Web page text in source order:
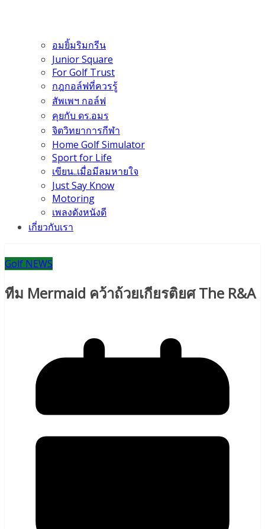
อมยิ้มริมกรีน
Junior Square
For Golf Trust
กฎกอล์ฟที่ควรรู้
สัพเพฯ กอล์ฟ
คุยกับ ดร.อมร
จิตวิทยาการกีฬา
Home Golf Simulator
Sport for Life
เขียน..เมื่อมีลมหายใจ
Just Say Know
Motoring
เพลงดังหนังดี
เกี่ยวกับเรา
Golf NEWS
ทีม Mermaid คว้าถ้วยเกียรติยศ The R&A